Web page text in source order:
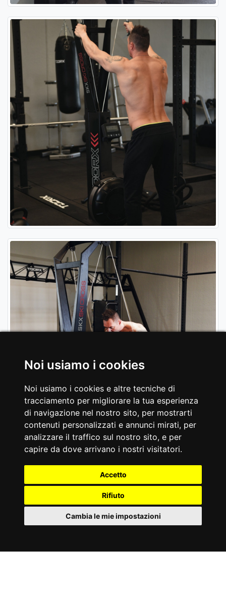
Noi usiamo i cookies
Noi usiamo i cookies e altre tecniche di
tracciamento per migliorare la tua esperienza
di navigazione nel nostro sito, per mostrarti
contenuti personalizzati e annunci mirati, per
analizzare il traffico sul nostro sito, e per
capire da dove arrivano i nostri visitatori.
Accetto
Rifiuto
Cambia le mie impostazioni